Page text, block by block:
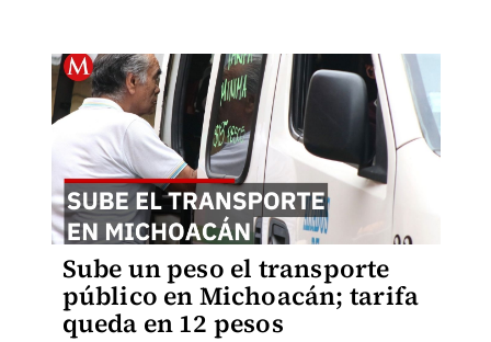
Sube un peso el transporte
público en Michoacán; tarifa
queda en 12 pesos